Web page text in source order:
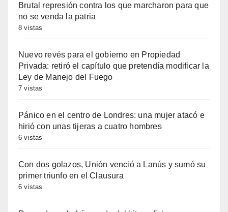
Brutal represión contra los que marcharon para que
no se venda la patria
8 vistas
Nuevo revés para el gobierno en Propiedad
Privada: retiró el capítulo que pretendía modificar la
Ley de Manejo del Fuego
7 vistas
Pánico en el centro de Londres: una mujer atacó e
hirió con unas tijeras a cuatro hombres
6 vistas
Con dos golazos, Unión venció a Lanús y sumó su
primer triunfo en el Clausura
6 vistas